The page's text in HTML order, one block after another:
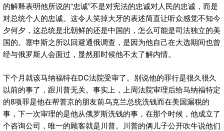
的解释表明他所说的“忠诚”不是对宪法的忠诚对人民的忠诚，而是
对总统个人的忠诚。这令人笑掉大牙的表述简直让听众感觉不知今
夕何夕，这总统是北朝鲜的还是中国的，怎么可能是司法独立的美
国的。塞申斯之所以回避通俄调查，是因为他自己在大选期间也曾
经与俄罗斯人会面过，显然那时候他不太了解内情。
下个月就该马纳福特在DC法院受审了。别说他的罪行是很久很久
以前的事了，跟川普无关。事实上，上周法院审理后给马纳福特定
的8项罪是他在帮普京的朋友前乌克兰总统洗钱而在美国漏税的
事，下一次审理的是他从俄罗斯洗钱的事，在那个时候，他成立了
个咨询公司，唯一的顾客就是川普。川普的俩儿子公开吹牛说他们